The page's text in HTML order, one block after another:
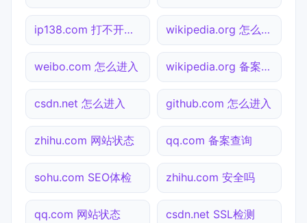
ip138.com 打不开检测 wikipedia.org 怎么进入
weibo.com 怎么进入 wikipedia.org 备案查询
csdn.net 怎么进入 github.com 怎么进入
zhihu.com 网站状态 qq.com 备案查询
sohu.com SEO体检 zhihu.com 安全吗
qq.com 网站状态 csdn.net SSL检测